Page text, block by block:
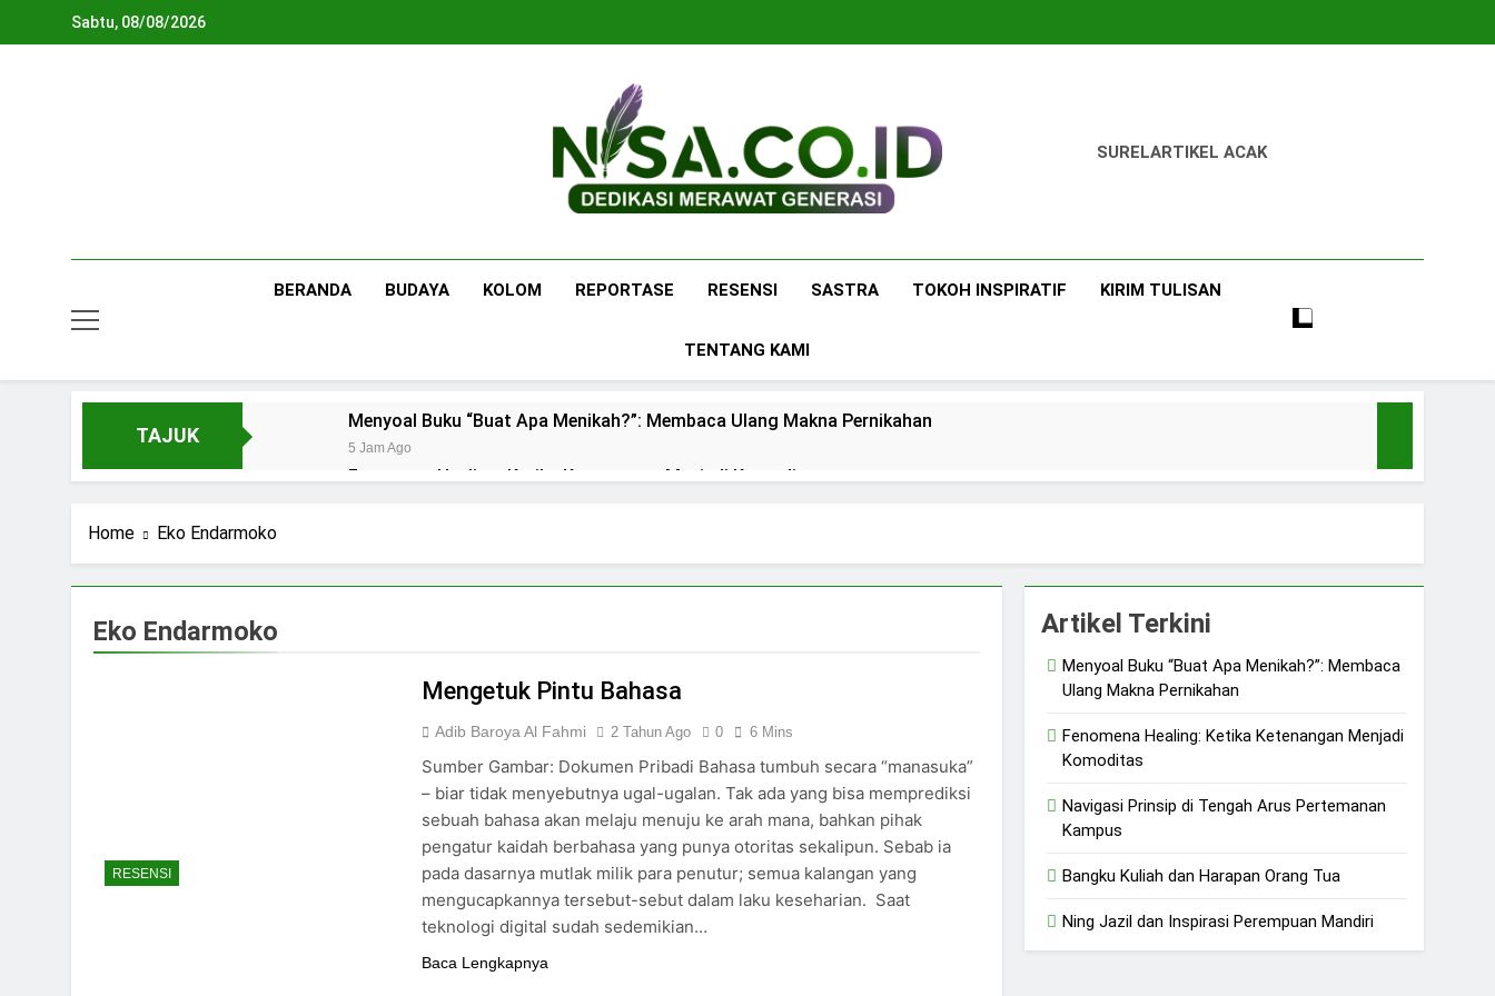
Sabtu, 08/08/2026
Nisa.co.id
SURELARTIKEL ACAK
BERANDA BUDAYA KOLOM REPORTASE RESENSI SASTRA TOKOH INSPIRATIF KIRIM TULISAN
TENTANG KAMI
TAJUK
Menyoal Buku “Buat Apa Menikah?”: Membaca Ulang Makna Pernikahan
5 Jam Ago
Fenomena Healing: Ketika Ketenangan Menjadi Komoditas
Ning Jazil dan Inspirasi Perempuan Mandiri Pujian, Tuntutan, dan Ketangguhan Perempuan
Home Eko Endarmoko
Eko Endarmoko
RESENSI
Mengetuk Pintu Bahasa
Adib Baroya Al Fahmi 2 Tahun Ago 0 6 Mins
Sumber Gambar: Dokumen Pribadi Bahasa tumbuh secara “manasuka”
– biar tidak menyebutnya ugal-ugalan. Tak ada yang bisa memprediksi
sebuah bahasa akan melaju menuju ke arah mana, bahkan pihak
pengatur kaidah berbahasa yang punya otoritas sekalipun. Sebab ia
pada dasarnya mutlak milik para penutur; semua kalangan yang
mengucapkannya tersebut-sebut dalam laku keseharian. Saat
teknologi digital sudah sedemikian…
Baca Lengkapnya
Artikel Terkini
Menyoal Buku “Buat Apa Menikah?”: Membaca
Ulang Makna Pernikahan
Fenomena Healing: Ketika Ketenangan Menjadi
Komoditas
Navigasi Prinsip di Tengah Arus Pertemanan
Kampus
Bangku Kuliah dan Harapan Orang Tua
Ning Jazil dan Inspirasi Perempuan Mandiri